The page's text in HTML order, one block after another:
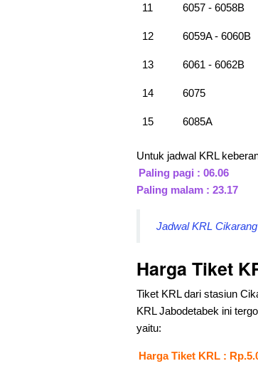
11 6057 - 6058B
12 6059A - 6060B
13 6061 - 6062B
14 6075
15 6085A
Untuk jadwal KRL
Paling pagi : 06.06
Paling malam : 23.17
Jadwal KRL
Harga Tiket
Tiket KRL dari stasiun
KRL Jabodetabek ini
yaitu:
Harga Tiket KRL :